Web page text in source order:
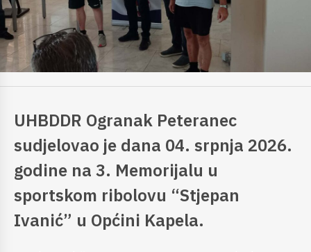
UHBDDR Ogranak Peteranec
sudjelovao je dana 04. srpnja 2026.
godine na 3. Memorijalu u
sportskom ribolovu “Stjepan
Ivanić” u Općini Kapela.